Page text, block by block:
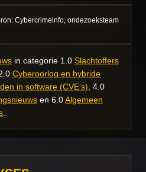
Cybercrimeinfo, ondezoeksteam
in categorie 1.0 Slachtoffers
Cyberoorlog en hybride
in software (CVE’s), 4.0
en 6.0Algemeen
.